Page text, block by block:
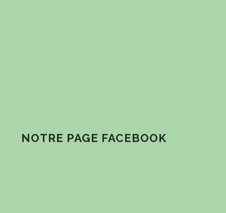
NOTRE PAGE FACEBOOK